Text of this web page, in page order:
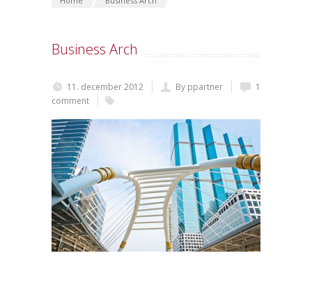
Business Arch
11. december 2012 By ppartner
1
comment